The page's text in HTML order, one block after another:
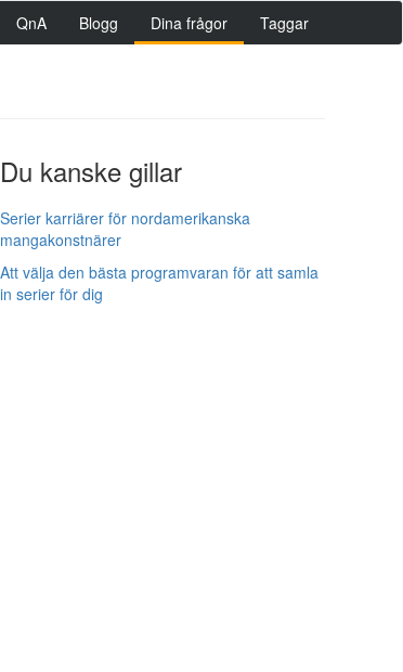
QnA Blogg Dina frågor Taggar
Du kanske gillar
Serier karriärer för nordamerikanska
mangakonstnärer
Att välja den bästa programvaran för att samla
in serier för dig